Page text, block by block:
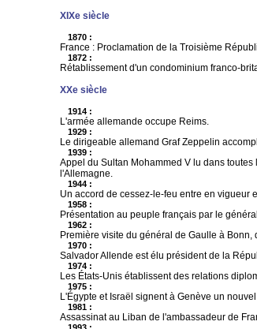
XIXe siècle
1870 :
France : Proclamation de la Troisième
1872 :
Rétablissement d'un condominium franco-
XXe siècle
1914 :
L'armée allemande occupe Reims.
1929 :
Le dirigeable allemand Graf Zeppelin
1939 :
Appel du Sultan Mohammed V lu dans
l'Allemagne.
1944 :
Un accord de cessez-le-feu entre en vigueur
1958 :
Présentation au peuple français par le
1962 :
Première visite du général de Gaulle à
1970 :
Salvador Allende est élu président de la
1974 :
Les États-Unis établissent des relations
1975 :
L'Égypte et Israël signent à Genève un
1981 :
Assassinat au Liban de l'ambassadeur de
1993 :